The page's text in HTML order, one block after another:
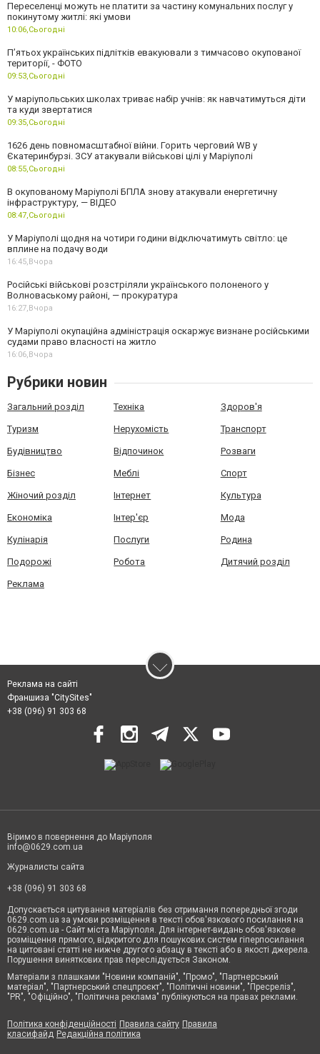
Переселенці можуть не платити за частину комунальних послуг у
покинутому житлі: які умови
10:06,Сьогодні
П’ятьох українських підлітків евакуювали з тимчасово окупованої
території, - ФОТО
09:53,Сьогодні
У маріупольських школах триває набір учнів: як навчатимуться діти
та куди звертатися
09:35,Сьогодні
1626 день повномасштабної війни. Горить черговий WB у
Єкатеринбурзі. ЗСУ атакували військові цілі у Маріуполі
08:55,Сьогодні
В окупованому Маріуполі БПЛА знову атакували енергетичну
інфраструктуру, — ВІДЕО
08:47,Сьогодні
У Маріуполі щодня на чотири години відключатимуть світло: це
вплине на подачу води
16:45,Вчора
Російські військові розстріляли українського полоненого у
Волноваському районі, — прокуратура
16:27,Вчора
У Маріуполі окупаційна адміністрація оскаржує визнане російськими
судами право власності на житло
16:06,Вчора
Рубрики новин
Загальний розділ Техніка Здоров'я
Туризм Нерухомість Транспорт
Будівництво Відпочинок Розваги
Бізнес Меблі Спорт
Жіночий розділ Інтернет Культура
Економіка Інтер'єр Мода
Кулінарія Послуги Родина
Подорожі Робота Дитячий розділ
Реклама
Реклама на сайті
Франшиза "CitySites"
+38 (096) 91 303 68
Віримо в повернення до Маріуполя
info@0629.com.ua
Журналисты сайта
+38 (096) 91 303 68
Допускається цитування матеріалів без отримання попередньої згоди
0629.com.ua за умови розміщення в тексті обов'язкового посилання на
0629.com.ua - Сайт міста Маріуполя. Для інтернет-видань обов'язкове
розміщення прямого, відкритого для пошукових систем гіперпосилання
на цитовані статті не нижче другого абзацу в тексті або в якості джерела.
Порушення виняткових прав переслідується Законом.
Матеріали з плашками "Новини компаній", "Промо", "Партнерський
матеріал", "Партнерський спецпроєкт", "Політичні новини", "Пресреліз",
"PR", "Офіційно", "Політична реклама" публікуються на правах реклами.
Політика конфіденційності Правила сайту Правила
класифайд Редакційна політика